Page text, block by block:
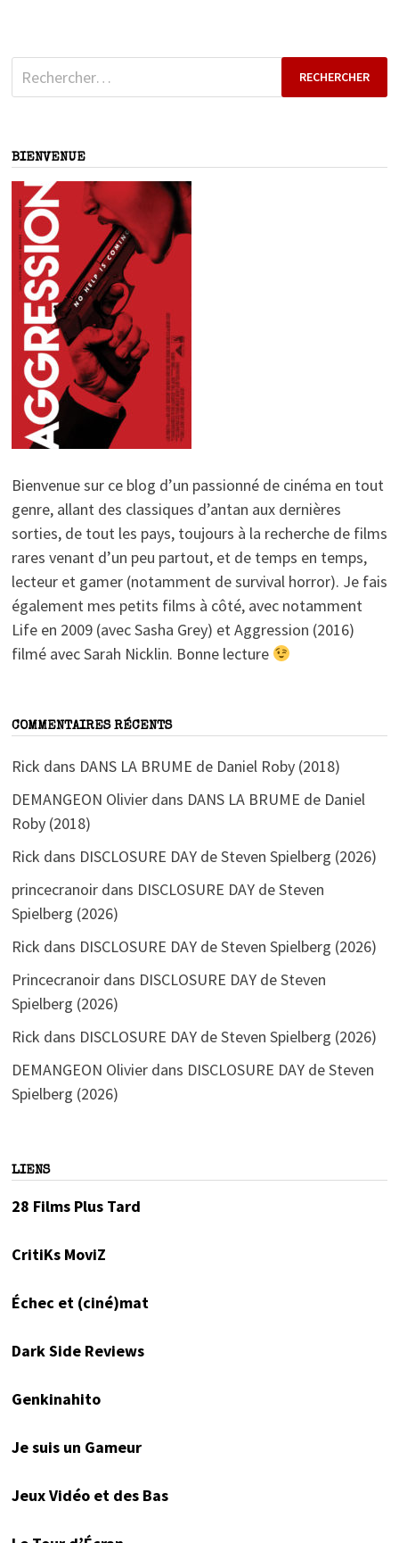
Rechercher :
BIENVENUE
Bienvenue sur ce blog d’un passionné de cinéma en tout
genre, allant des classiques d’antan aux dernières
sorties, de tout les pays, toujours à la recherche de films
rares venant d’un peu partout, et de temps en temps,
lecteur et gamer (notamment de survival horror). Je fais
également mes petits films à côté, avec notamment
Life en 2009 (avec Sasha Grey) et Aggression (2016)
filmé avec Sarah Nicklin. Bonne lecture
COMMENTAIRES RÉCENTS
Rick dans DANS LA BRUME de Daniel Roby (2018)
DEMANGEON Olivierdans DANS LA BRUME de Daniel
Roby (2018)
Rick dans DISCLOSURE DAY de Steven Spielberg (2026)
princecranoirdans DISCLOSURE DAY de Steven
Spielberg (2026)
Rick dans DISCLOSURE DAY de Steven Spielberg (2026)
Princecranoirdans DISCLOSURE DAY de Steven
Spielberg (2026)
Rick dans DISCLOSURE DAY de Steven Spielberg (2026)
DEMANGEON Olivierdans DISCLOSURE DAY de Steven
Spielberg (2026)
LIENS
28 Films Plus Tard
CritiKs MoviZ
Échec et (ciné)mat
Dark Side Reviews
Genkinahito
Je suis un Gameur
Jeux Vidéo et des Bas